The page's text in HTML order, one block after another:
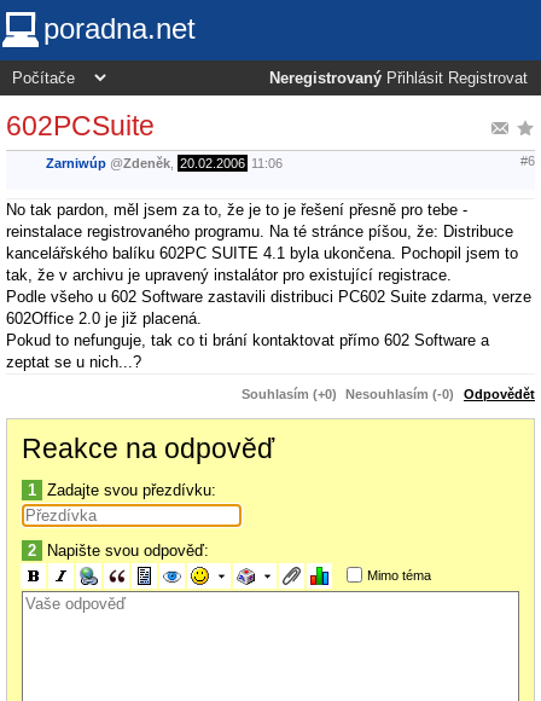
poradna.net
Neregistrovaný Přihlásit Registrovat
602PCSuite
Zarniwúp @Zdeněk 20.02.2006 11:06 #6
No tak pardon, měl jsem za to, že je to je řešení přesně pro tebe -
reinstalace registrovaného programu. Na té stránce píšou, že: Distribuce
kancelářského balíku 602PC SUITE 4.1 byla ukončena. Pochopil jsem to
tak, že v archivu je upravený instalátor pro existující registrace.
Podle všeho u 602 Software zastavili distribuci PC602 Suite zdarma, verze
602Office 2.0 je již placená.
Pokud to nefunguje, tak co ti brání kontaktovat přímo 602 Software a
zeptat se u nich...?
Souhlasím (+0) Nesouhlasím (-0) Odpovědět
Reakce na odpověď
1 Zadajte svou přezdívku:
2 Napište svou odpověď:
Mimo téma